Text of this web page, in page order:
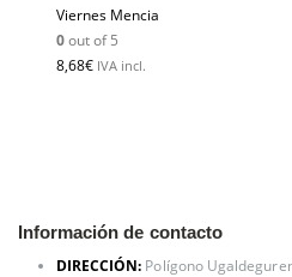
Viernes Mencia
0out of 5
8,68€ IVA incl.
Información de contacto
DIRECCIÓN: Polígono